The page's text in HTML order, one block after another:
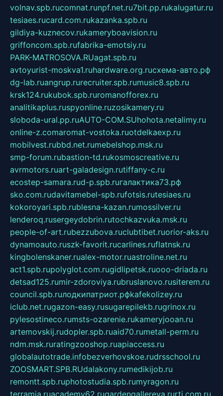
volnav.spb.rucomnat.runpf.net.ru7bit.pp.rukalugatur.ru
tesiaes.rucard.com.rukazanka.spb.ru
gildiya-kuznecov.rukameryboavision.ru
griffoncom.spb.rufabrika-emotsiy.ru
PARK-MATROSOVA.RUagat.spb.ru
avtoyurist-moskva1.ruhardware.org.ruсхема-авто.рф
dg-lab.ruangrup.rurecruiter.spb.rumusic8.spb.ru
krsk124.rukubok.spb.ruromanofforex.ru
analitikaplus.ruspyonline.ruzosikamery.ru
sloboda-ural.pp.ruAUTO-COM.SUhohota.netalimy.ru
online-z.comaromat-vostoka.ruotdelkaexp.ru
mobilvest.rubbd.net.rumebelshop.msk.ru
smp-forum.rubastion-td.rukosmoscreative.ru
avrmotors.ruart-galadesign.rutiffany-c.ru
ecostep-samara.rud-p.spb.ruгалактика73.рф
sko.com.rudavitamebel-spb.rufotsis.rutesiaes.ru
kokoroyari.spb.rublesna-kazan.rumossilver.ru
lenderoq.rusergeydobrin.rutochkazvuka.msk.ru
people-of-art.rubezzubova.ruclubtibet.ruorior-aks.ru
dynamoauto.ruszk-favorit.rucarlines.ruflatnsk.ru
kingbolenskaner.rualex-motor.ruastroline.net.ru
act1.spb.rupolyglot.com.rugidlipetsk.ruooo-driada.ru
detsad125.rumir-zdoroviya.rubruslanovo.rusiterem.ru
council.spb.ruлодкипатриот.рфkafekolizey.ru
iclub.net.rugazon-easy.rusugarepilekb.rugrinox.ru
pylesostineco.rumsts-ozarenie.rukameryjooan.ru
artemovskij.rudopler.spb.ruaid70.rumetall-perm.ru
ndm.msk.ruratingzooshop.ruapiaccess.ru
globalautotrade.infobezverhovskoe.rudrsschool.ru
ZOOSMART.SPB.RUdalakony.rumedikijob.ru
remontt.spb.ruphotostudia.spb.rumyragon.ru
terramia.ruacademy62.rugardengallereya.rurti.com.ru